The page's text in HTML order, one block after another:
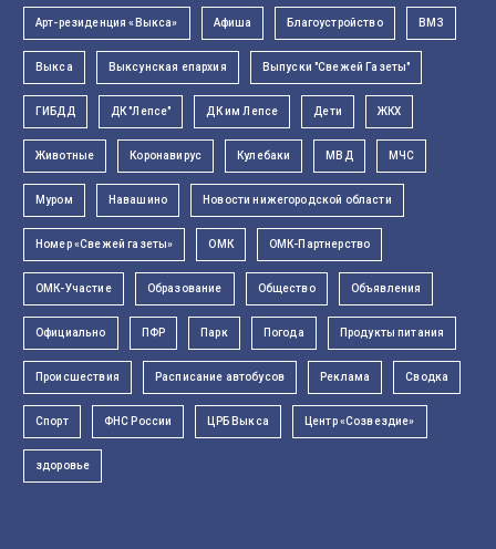
Арт-резиденция «Выкса» Афиша Благоустройство ВМЗ
Выкса Выксунская епархия Выпуски "Свежей Газеты"
ГИБДД ДК "Лепсе" ДК им Лепсе Дети ЖКХ
Животные Коронавирус Кулебаки МВД МЧС
Муром Навашино Новости нижегородской области
Номер «Свежей газеты» ОМК ОМК-Партнерство
ОМК-Участие Образование Общество Объявления
Официально ПФР Парк Погода Продукты питания
Происшествия Расписание автобусов Реклама Сводка
Спорт ФНС России ЦРБ Выкса Центр «Созвездие»
здоровье